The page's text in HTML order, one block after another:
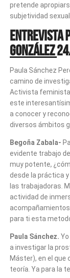
pretende
subjetividad
Entrevista
González
Paula Sánchez
camino de
Activista
este
a conocer y
diversos ámbitos
Begoña Zabala-
evidente trabajo
muy potente,
desde la práctica
las trabajadoras.
actividad de
para ti esta
Paula Sánchez.
a investigar la
Máster), en el que
teoría. Ya para la